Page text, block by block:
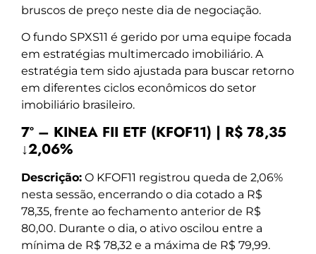
bruscos de preço neste dia de negociação.
O fundo SPXS11 é gerido por uma equipe focada
em estratégias multimercado imobiliário. A
estratégia tem sido ajustada para buscar retorno
em diferentes ciclos econômicos do setor
imobiliário brasileiro.
7º – KINEA FII ETF (KFOF11) | R$ 78,35
↓2,06%
Descrição: O KFOF11 registrou queda de 2,06%
nesta sessão, encerrando o dia cotado a R$
78,35, frente ao fechamento anterior de R$
80,00. Durante o dia, o ativo oscilou entre a
mínima de R$ 78,32 e a máxima de R$ 79,99.